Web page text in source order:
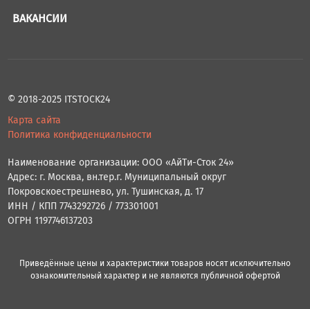
ВАКАНСИИ
© 2018-2025 ITSTOCK24
Карта сайта
Политика конфиденциальности
Наименование организации: ООО «АйТи-Сток 24»
Адрес: г. Москва, вн.тер.г. Муниципальный округ
Покровскоестрешнево, ул. Тушинская, д. 17
ИНН / КПП 7743292726 / 773301001
ОГРН 1197746137203
Приведённые цены и характеристики товаров носят исключительно
ознакомительный характер и не являются публичной офертой